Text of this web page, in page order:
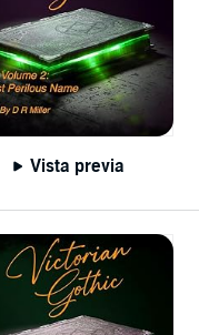
Vista previa